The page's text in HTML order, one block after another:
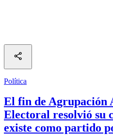
Política
El fin de Agrupación
Electoral resolvió su
existe como partido